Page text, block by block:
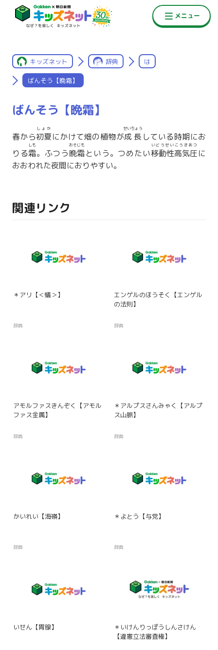
キッズネット 辞典 は
ばんそう【晩霜】
ばんそう【晩霜】
春から初夏
しょか
にかけて畑の植物が成長
せいちょう
している時期にお
りる霜
しも
。ふつう晩霜
おそじも
という。つめたい移動性高気圧
いどうせいこうきあつ
に
おおわれた夜間におりやすい。
関連リンク
＊アリ【＜蟻＞】
辞典
エンゲルのほうそく【エンゲル
の法則】
辞典
アモルファスきんぞく【アモル
ファス金属】
辞典
＊アルプスさんみゃく【アルプ
ス山脈】
辞典
かいれい【海嶺】
辞典
＊よとう【与党】
辞典
いせん【胃腺】
＊いけんりっぽうしんさけん
【違憲立法審査権】